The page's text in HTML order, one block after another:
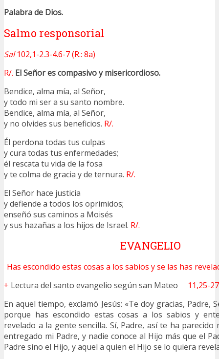
Palabra de Dios.
Salmo responsorial
Sal102,1-2.3-4.6-7 (R.: 8a)
R/. El Señor es compasivo y misericordioso.
Bendice, alma mía, al Señor,
y todo mi ser a su santo nombre.
Bendice, alma mía, al Señor,
y no olvides sus beneficios. R/.
Él perdona todas tus culpas
y cura todas tus enfermedades;
él rescata tu vida de la fosa
y te colma de gracia y de ternura. R/.
El Señor hace justicia
y defiende a todos los oprimidos;
enseñó sus caminos a Moisés
y sus hazañas a los hijos de Israel. R/.
EVANGELIO
Has escondido estas cosas a los sabios y se las has
+ Lectura del santo evangelio según san Mateo 11,25-27
En aquel tiempo, exclamó Jesús: «Te doy gracias, Padre,
porque has escondido estas cosas a los sabios y
revelado a la gente sencilla. Sí, Padre, así te ha
entregado mi Padre, y nadie conoce al Hijo más que el
Padre sino el Hijo, y aquel a quien el Hijo se lo quiera